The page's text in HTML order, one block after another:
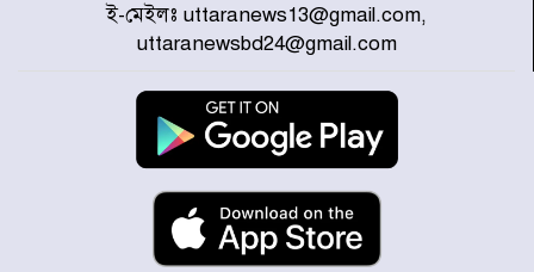
ডিএমপির অভিযানে ২৪ ঘণ্টায় গ্রেপ্তার
৫০৪, উদ্ধার মাদক-অস্ত্র
সন্দ্বীপের চরে বিপদে পড়া কচ্ছপ উদ্ধার
সাগরে অবমুক্ত
মাতারবাড়ী পৌঁছে নির্ধারিত কর্মসূচিতে
ই-মেইলঃ uttaranews13@gmail.com,
uttaranewsbd24@gmail.com